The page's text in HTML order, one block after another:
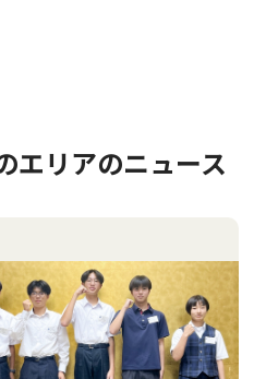
エリアのニュース